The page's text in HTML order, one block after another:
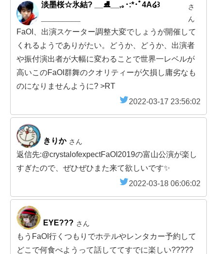
淡墨桜☆氷結? __⛸__,｡･:*･ﾟ4A໒꒱
さ
ん
FaOI、出演スケーター調整大変でしょうが開催して
くれるようでありがたい。どうか、どうか、出演者
や振付演出者が大幅に変わることで世界一レベルが
高いこのFaOI群舞のクオリティーが欠損し庸劣なも
のになりませんように? >RT
2022-03-17 23:56:02
きりか さん
返信先:@crystalofexpectFaOI2019の富山公演が楽し
すぎたので、ぜひぜひまた来て欲しいです✨
2022-03-18 06:06:02
EYE??? さん
もうFaOI行くつもりでホテルやレンタカー予約して
どこで何食べようって話しててすでに楽しい?????